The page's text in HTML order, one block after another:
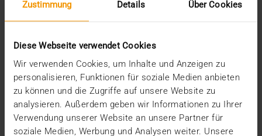
Zustimmung Details Über Cookies
Diese Webseite verwendet Cookies
Wir verwenden Cookies, um Inhalte und Anzeigen zu
personalisieren, Funktionen für soziale Medien anbieten
zu können und die Zugriffe auf unsere Website zu
analysieren. Außerdem geben wir Informationen zu Ihrer
Verwendung unserer Website an unsere Partner für
soziale Medien, Werbung und Analysen weiter. Unsere